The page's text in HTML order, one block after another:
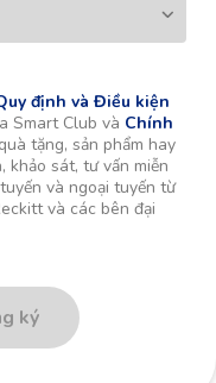
định và Điều kiện
Smart Club và Chính
tặng, sản phẩm hay
khảo sát, tư vấn miễn
và ngoại tuyến từ
và các bên đại
ký